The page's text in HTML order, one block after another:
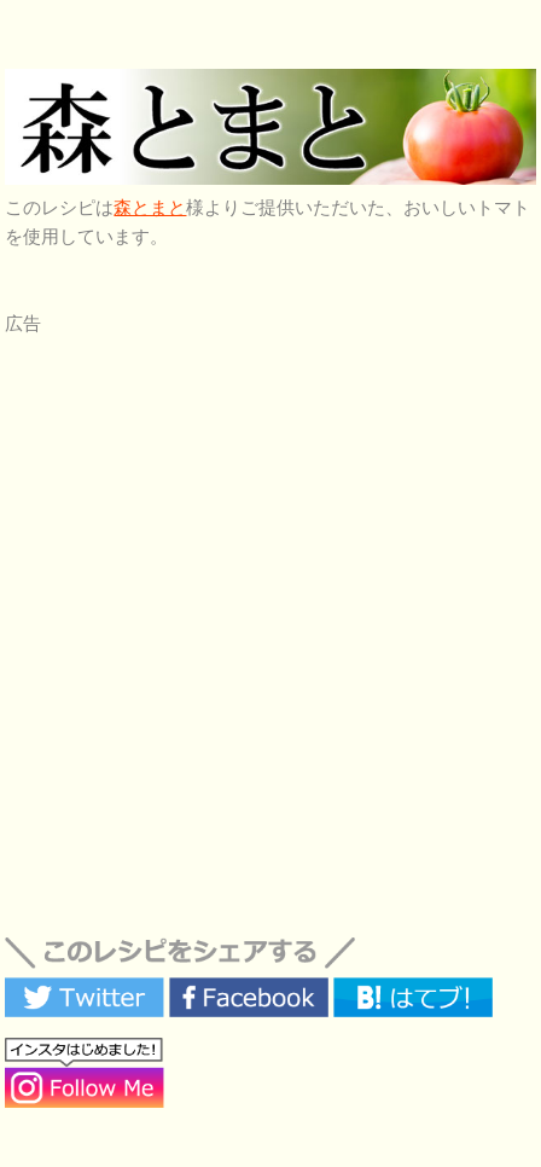
このレシピは森とまと様よりご提供いただいた、おいしいトマト
を使用しています。
広告